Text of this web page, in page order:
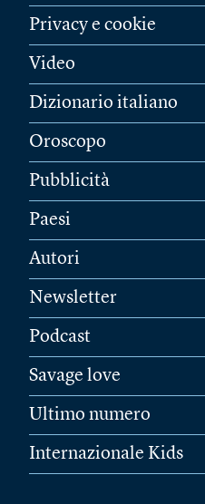
Privacy e cookie
Video
Dizionario italiano
Oroscopo
Pubblicità
Paesi
Autori
Newsletter
Podcast
Savage love
Ultimo numero
Internazionale Kids